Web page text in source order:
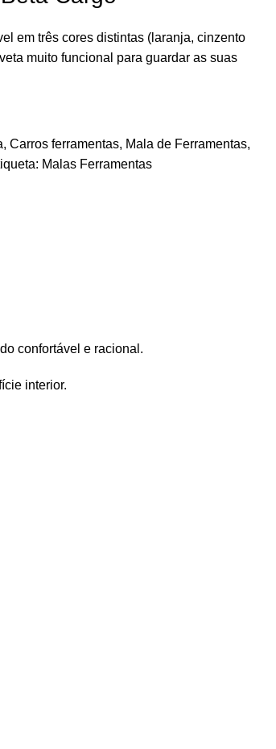
em três cores distintas (laranja, cinzento
muito funcional para guardar as suas
, Carros ferramentas, Mala de Ferramentas,
Malas Ferramentas
confortável e racional.
interior.